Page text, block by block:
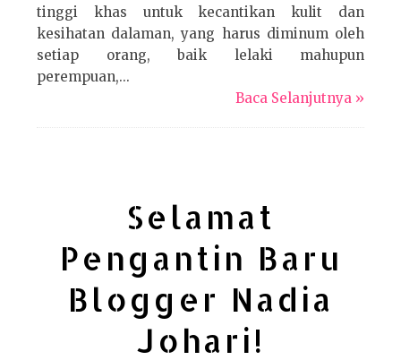
tinggi khas untuk kecantikan kulit dan
kesihatan dalaman, yang harus diminum oleh
setiap orang, baik lelaki mahupun
perempuan,...
Baca Selanjutnya »
Selamat
Pengantin Baru
Blogger Nadia
Johari!